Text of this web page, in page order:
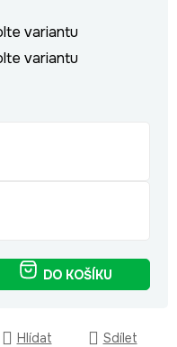
variantu
variantu
DO KOŠÍKU
Hlídat Sdílet